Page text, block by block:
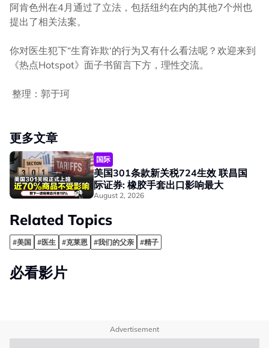
阿肯色州在4月通过了立法，包括纽约在内的其他7个州也
提出了相关法案。
你对医生犯下“生育诈欺‘的行为又有什么看法呢？欢迎来到
《热点Hotspot》面子书留言下方，理性交流。
整理：郭于珂
更多文章
国际
美国301条款新关税724生效 联昌国
际证券: 橡胶手套出口影响最大
August 2, 2026
Related Topics
#美国 #医生 #克莱恩 #我们的父亲 #精子
必看影片
Advertisement